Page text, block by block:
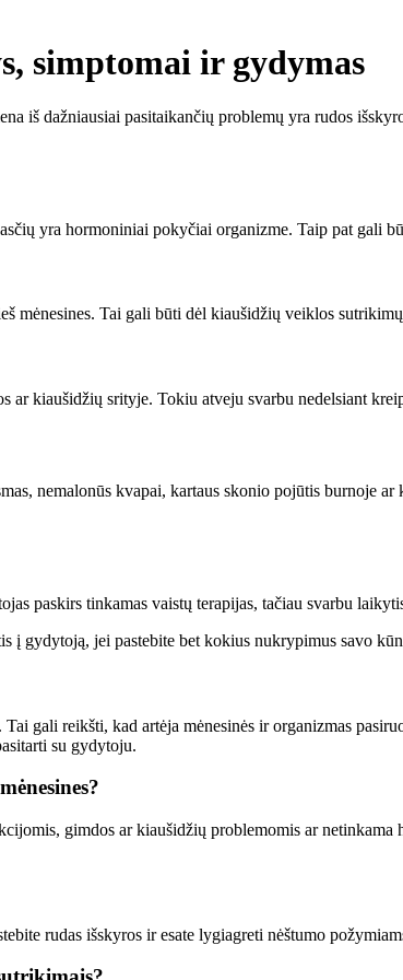
simptomai ir gydymas
iš dažniausiai pasitaikančių problemų yra rudos
yra hormoniniai pokyčiai organizme. Taip pat gali
mėnesines. Tai gali būti dėl kiaušidžių veiklos
ar kiaušidžių srityje. Tokiu atveju svarbu nedelsiant
nemalonūs kvapai, kartaus skonio pojūtis burnoje
paskirs tinkamas vaistų terapijas, tačiau svarbu
gydytoją, jei pastebite bet kokius nukrypimus savo
gali reikšti, kad artėja mėnesinės ir organizmas
su gydytoju.
gimdos ar kiaušidžių problemomis ar
rudas išskyros ir esate lygiagreti nėštumo